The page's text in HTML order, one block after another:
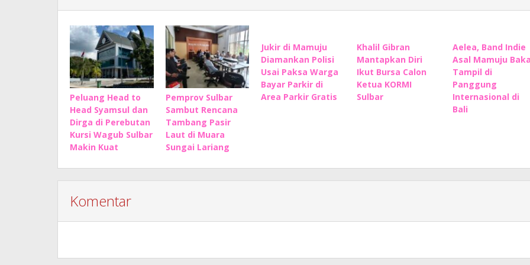
Peluang Head to
Head Syamsul dan
Dirga di Perebutan
Kursi Wagub Sulbar
Makin Kuat
Pemprov Sulbar
Sambut Rencana
Tambang Pasir
Laut di Muara
Sungai Lariang
Jukir di Mamuju
Diamankan Polisi
Usai Paksa Warga
Bayar Parkir di
Area Parkir Gratis
Khalil Gibran
Mantapkan Diri
Ikut Bursa Calon
Ketua KORMI
Sulbar
Aelea, Band Indie
Asal Mamuju
Tampil di
Panggung
Internasional di
Bali
Komentar